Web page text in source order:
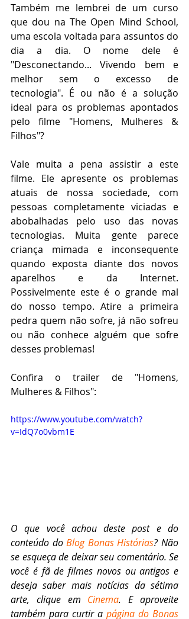
Também me lembrei de um curso
que dou na The Open Mind School,
uma escola voltada para assuntos do
dia a dia. O nome dele é
"Desconectando... Vivendo bem e
melhor sem o excesso de
tecnologia". É ou não é a solução
ideal para os problemas apontados
pelo filme "Homens, Mulheres &
Filhos"?
Vale muita a pena assistir a este
filme. Ele apresente os problemas
atuais de nossa sociedade, com
pessoas completamente viciadas e
abobalhadas pelo uso das novas
tecnologias. Muita gente parece
criança mimada e inconsequente
quando exposta diante dos novos
aparelhos e da Internet.
Possivelmente este é o grande mal
do nosso tempo. Atire a primeira
pedra quem não sofre, já não sofreu
ou não conhece alguém que sofre
desses problemas!
Confira o trailer de "Homens,
Mulheres & Filhos":
https://www.youtube.com/watch?
v=IdQ7o0vbm1E
O que você achou deste post e do
conteúdo do Blog Bonas Histórias? Não
se esqueça de deixar seu comentário. Se
você é fã de filmes novos ou antigos e
deseja saber mais notícias da sétima
arte, clique em Cinema. E aproveite
também para curtir a página do Bonas